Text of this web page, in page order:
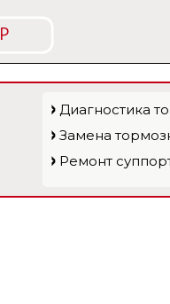
Диагностика
Замена
Ремонт